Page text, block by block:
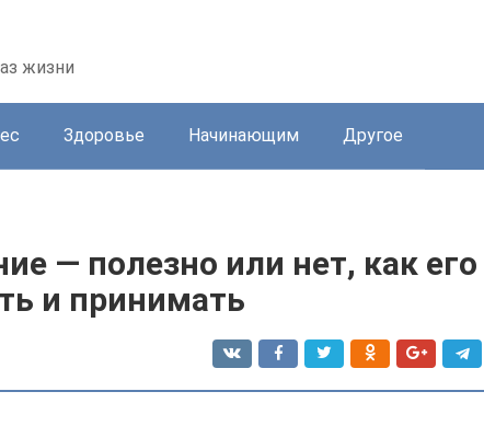
жизни
Здоровье Начинающим Другое
— полезно или нет, как его
и принимать